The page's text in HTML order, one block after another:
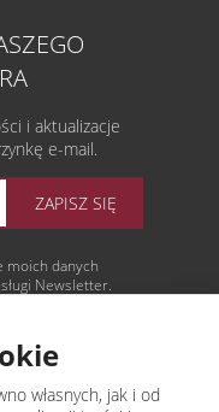
i aktualizacje
e-mail.
ZAPISZ SIĘ
moich danych
Newsletter.
własnych, jak i od